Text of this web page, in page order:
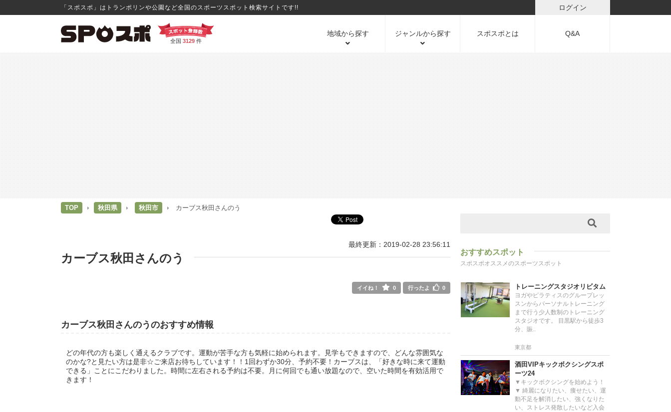
「スポスポ」はトランポリンや公園など全国のスポーツスポット検索サイトです!! ログイン
全国 3129件
地域から探す ジャンルから探す スポスポとは Q&A
TOP 秋田県 秋田市 カーブス秋田さんのう
最終更新：2019-02-28 23:56:11
カーブス秋田さんのう
イイね！ 0 行ったよ 0
カーブス秋田さんのうのおすすめ情報
どの年代の方も楽しく通えるクラブです。運動が苦手な方も気軽に始められます。見学もできますので、どんな雰囲気な
のかな?と見たい方は是非☆ご来店お待ちしています！！1回わずか30分、予約不要！カーブスは、「好きな時に来て運動
できる」ことにこだわりました。時間に左右される予約は不要。月に何回でも通い放題なので、空いた時間を有効活用で
きます！
おすすめスポット
スポスポオススメのスポーツスポット
トレーニングスタジオリビタム
ヨガやピラティスのグループレッ
スンからパーソナルトレーニング
まで行う少人数制のトレーニング
スタジオです。 目黒駅から徒歩3
分、賑..
東京都
酒田VIPキックボクシングスポ
ーツ24
▼キックボクシングを始めよう！
▼ 綺麗になりたい、痩せたい、運
動不足を解消したい、強くなりた
い、ストレス発散したいなど入会